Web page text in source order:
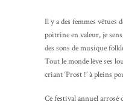
Il y a des femmes
poitrine en valeur, je
des sons de musique
Tout le monde lève ses
criant ‘Prost !’ à pleins
Ce festival annuel